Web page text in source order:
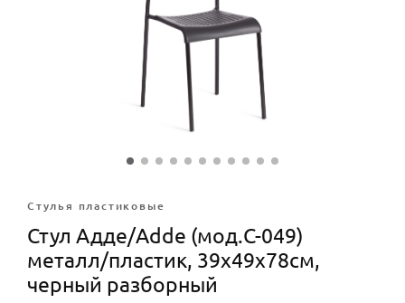
Стулья плаcтиковые
Стул Адде/Adde (мод.C-049)
металл/пластик, 39х49х78см,
черный разборный